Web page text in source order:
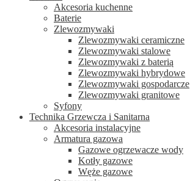
Akcesoria kuchenne
Baterie
Zlewozmywaki
Zlewozmywaki ceramiczne
Zlewozmywaki stalowe
Zlewozmywaki z baterią
Zlewozmywaki hybrydowe
Zlewozmywaki gospodarcze
Zlewozmywaki granitowe
Syfony
Technika Grzewcza i Sanitarna
Akcesoria instalacyjne
Armatura gazowa
Gazowe ogrzewacze wody
Kotły gazowe
Węże gazowe